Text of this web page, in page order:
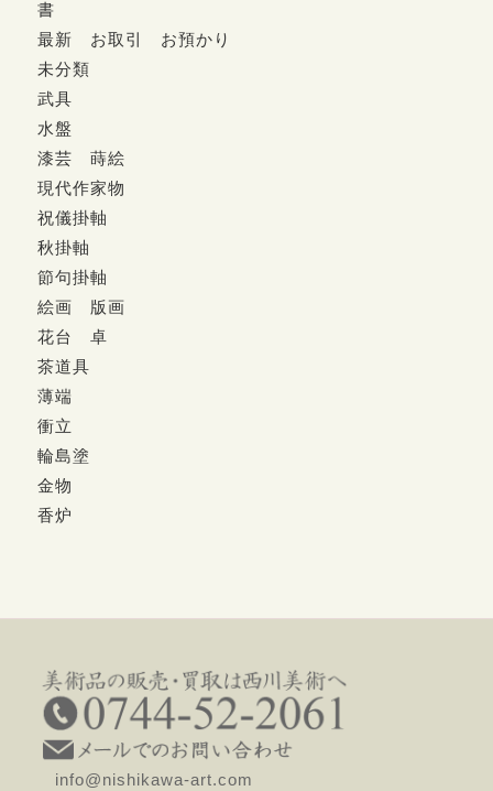
書
最新 お取引 お預かり
未分類
武具
水盤
漆芸 蒔絵
現代作家物
祝儀掛軸
秋掛軸
節句掛軸
絵画 版画
花台 卓
茶道具
薄端
衝立
輪島塗
金物
香炉
info@nishikawa-art.com